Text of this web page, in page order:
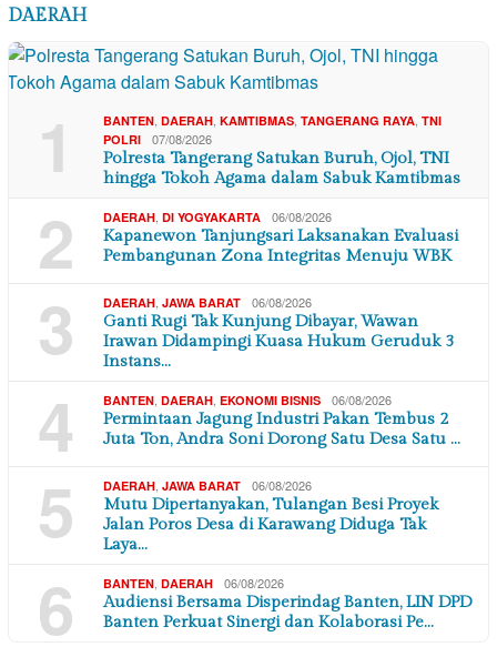
DAERAH
1 BANTEN, DAERAH, KAMTIBMAS, TANGERANG RAYA, TNI
POLRI
07/08/2026
Polresta Tangerang Satukan Buruh, Ojol, TNI
hingga Tokoh Agama dalam Sabuk Kamtibmas
2 DAERAH, DI YOGYAKARTA 06/08/2026
Kapanewon Tanjungsari Laksanakan Evaluasi
Pembangunan Zona Integritas Menuju WBK
3 DAERAH, JAWA BARAT 06/08/2026
Ganti Rugi Tak Kunjung Dibayar, Wawan
Irawan Didampingi Kuasa Hukum Geruduk 3
Instans…
4 BANTEN, DAERAH, EKONOMI BISNIS 06/08/2026
Permintaan Jagung Industri Pakan Tembus 2
Juta Ton, Andra Soni Dorong Satu Desa Satu …
5 DAERAH, JAWA BARAT 06/08/2026
Mutu Dipertanyakan, Tulangan Besi Proyek
Jalan Poros Desa di Karawang Diduga Tak
Laya…
6 BANTEN, DAERAH 06/08/2026
Audiensi Bersama Disperindag Banten, LIN DPD
Banten Perkuat Sinergi dan Kolaborasi Pe…